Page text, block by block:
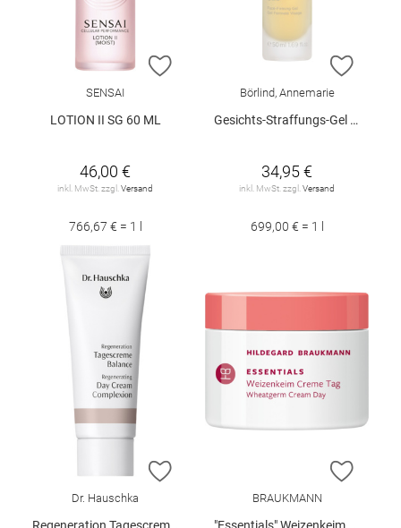
ZUR WUNSCHLISTE HINZUFÜGEN
SENSAI
LOTION II SG 60 ML
46,00 €
inkl. MwSt. zzgl. Versand
766,67 € = 1 l
ZUR
Börlind, Annemarie
Gesichts-Straffungs-Gel 50 ml
34,95 €
inkl. MwSt. zzgl. Versand
699,00 € = 1 l
ZUR WUNSCHLISTE HINZUFÜGEN
Dr. Hauschka
ZUR
BRAUKMANN